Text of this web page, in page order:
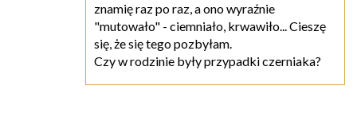
znamię raz po raz, a ono wyraźnie
"mutowało" - ciemniało, krwawiło... Cieszę
się, że się tego pozbyłam.
Czy w rodzinie były przypadki czerniaka?